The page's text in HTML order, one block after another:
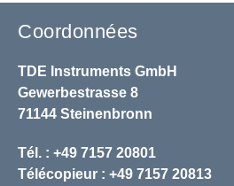
Coordonnées
TDE Instruments GmbH
Gewerbestrasse 8
71144 Steinenbronn
Tél. : +49 7157 20801
Télécopieur : +49 7157 20813